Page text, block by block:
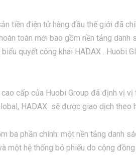
tiền điện tử hàng đầu thế giới đã
toàn mới bao gồm nền tảng
quyết công khai HADAX . Huobi
cấp của Huobi Group đã định vị
HADAX sẽ được giao dịch theo
ba phần chính: một nền tảng danh
một hệ thống bỏ phiếu do cộng đồng